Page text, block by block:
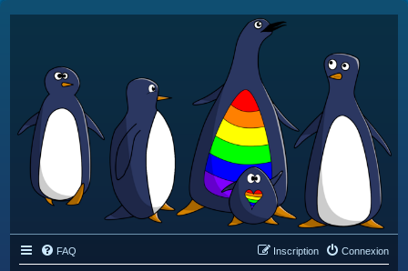
FAQ Connexion
Inscription